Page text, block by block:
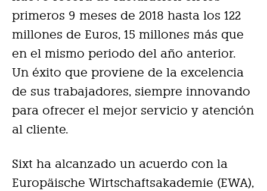
primeros 9 meses de 2018 hasta los 122
millones de Euros, 15 millones más que
en el mismo periodo del año anterior.
Un éxito que proviene de la excelencia
de sus trabajadores, siempre innovando
para ofrecer el mejor servicio y atención
al cliente.
Sixt ha alcanzado un acuerdo con la
Europäische Wirtschaftsakademie (EWA),